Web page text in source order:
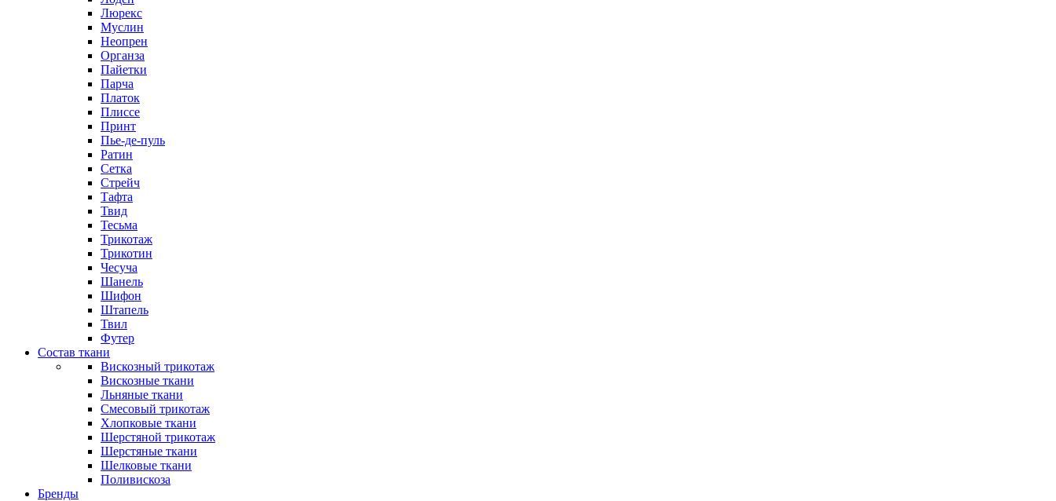
Люрекс
Муслин
Неопрен
Органза
Пайетки
Парча
Платок
Плиссе
Принт
Пье-де-пуль
Ратин
Сетка
Стрейч
Тафта
Твид
Тесьма
Трикотаж
Трикотин
Чесуча
Шанель
Шифон
Штапель
Твил
Футер
Состав ткани
Вискозный трикотаж
Вискозные ткани
Льняные ткани
Смесовый трикотаж
Хлопковые ткани
Шерстяной трикотаж
Шерстяные ткани
Шелковые ткани
Поливискоза
Бренды